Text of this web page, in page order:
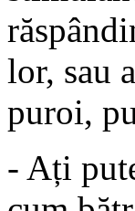
lor, sau
puroi,
- Ați